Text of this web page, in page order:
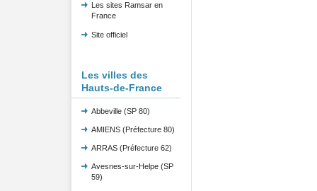
Les sites Ramsar en
France
Site officiel
Les villes des
Hauts-de-France
Abbeville (SP 80)
AMIENS (Préfecture 80)
ARRAS (Préfecture 62)
Avesnes-sur-Helpe (SP
59)